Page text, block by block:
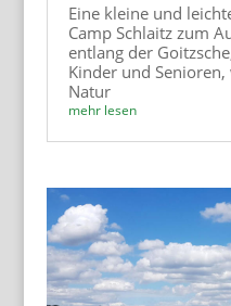
Eine kleine und
Camp Schlaitz zum
entlang der
Kinder und
Natur
mehr lesen